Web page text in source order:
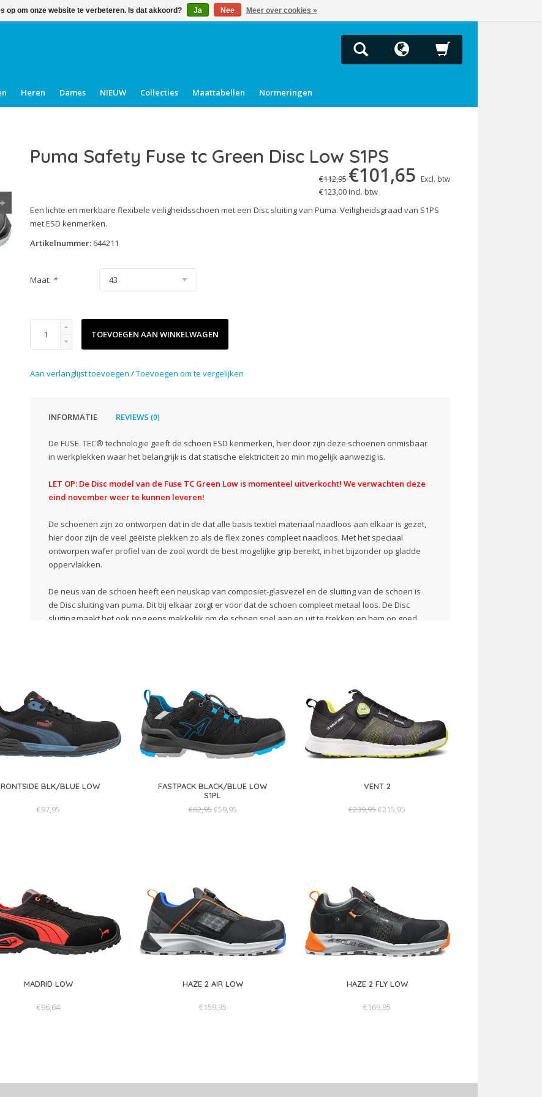
Heren Dames NIEUW Collecties Maattabellen Normeringen
Puma Safety Fuse tc Green Disc Low S1PS
€112,95€101,65 Excl. btw
€123,00Incl. btw
Een lichte en merkbare flexibele veiligheidsschoen met een Disc sluiting van Puma. Veiligheidsgraad van S1PS
met ESD kenmerken.
Artikelnummer: 644211
Maat: *
TOEVOEGEN AAN WINKELWAGEN
Aan verlanglijst toevoegen /Toevoegen om te vergelijken
INFORMATIE REVIEWS (0)
De FUSE. TEC® technologie geeft de schoen ESD kenmerken, hier door zijn deze schoenen onmisbaar
in werkplekken waar het belangrijk is dat statische elektriciteit zo min mogelijk aanwezig is.
LET OP: De Disc model van de Fuse TC Green Low is momenteel uitverkocht! We verwachten deze
eind november weer te kunnen leveren!
De schoenen zijn zo ontworpen dat in de dat alle basis textiel materiaal naadloos aan elkaar is gezet,
hier door zijn de veel geëiste plekken zo als de flex zones compleet naadloos. Met het speciaal
ontworpen wafer profiel van de zool wordt de best mogelijke grip bereikt, in het bijzonder op gladde
oppervlakken.
De neus van de schoen heeft een neuskap van composiet-glasvezel en de sluiting van de schoen is
de Disc sluiting van puma. Dit bij elkaar zorgt er voor dat de schoen compleet metaal loos. De Disc
sluiting maakt het ook nog eens makkelijk om de schoen snel aan en uit te trekken en hem op goed
S1PS, ESD, FUSE. TEC® technologie, metaalvrij, neus kap bescherming
Boven:
duurzaam microvezel met ademend Sandwich-Mesh
Voering:BreathActive functionele voering
Voetbed:evercushion® BA+
Zool:PU-zool met dubbele densiteit naturalFLEXMOTION™ met iCELL-element, zeer flexibel, extreme
Materiaal:
Schachthoogte 27 cm, textielstof
BLK/BLUE LOW
€97,95
FASTPACK BLACK/BLUE LOW
S1PL
€62,95€59,95
VENT 2
€239,95€215,95
MADRID LOW
€96,64
HAZE 2 AIR LOW
€159,95
HAZE 2 FLY LOW
€169,95
op om onze website te verbeteren. Is dat akkoord? Ja Nee Meer over cookies »